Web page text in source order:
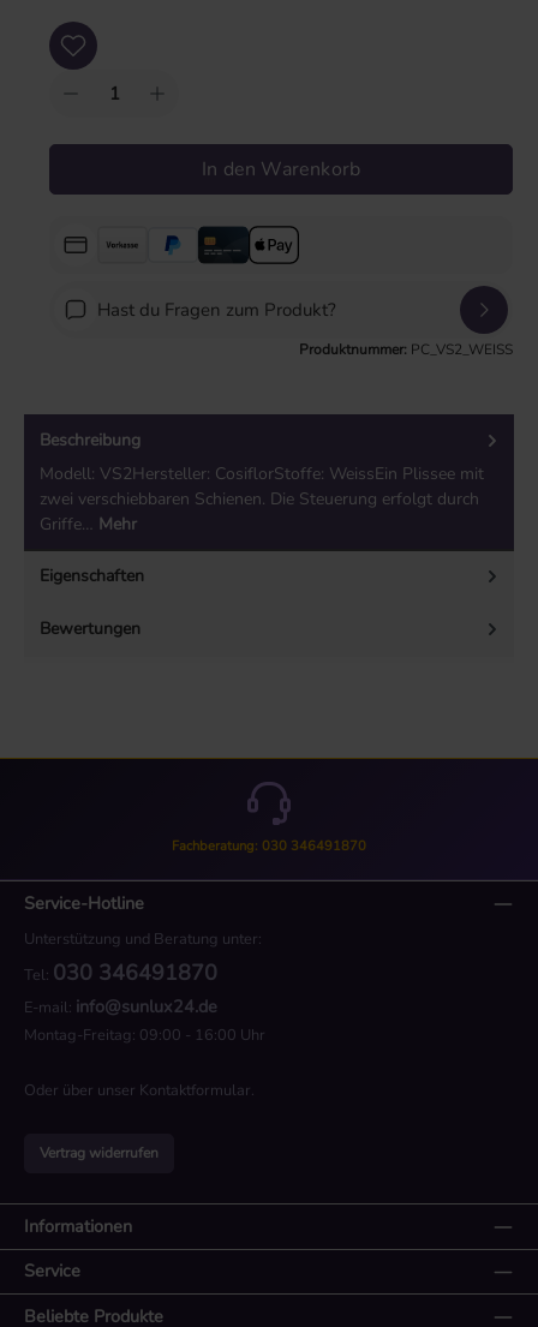
Produkt Anzahl: Gib den gewünschten Wert ein oder benutze die Schaltflächen
In den Warenkorb
Hast du Fragen zum Produkt?
Produktnummer: PC_VS2_WEISS
Beschreibung
Modell: VS2Hersteller: CosiflorStoffe: WeissEin Plissee mit
zwei verschiebbaren Schienen. Die Steuerung erfolgt durch
Griffe… Mehr
Eigenschaften
Bewertungen
Fachberatung: 030 346491870
Service-Hotline
Unterstützung und Beratung unter:
Tel: 030 346491870
E-mail: info@sunlux24.de
Montag-Freitag: 09:00 - 16:00 Uhr
Oder über unser Kontaktformular.
Vertrag widerrufen
Informationen
Service
Beliebte Produkte